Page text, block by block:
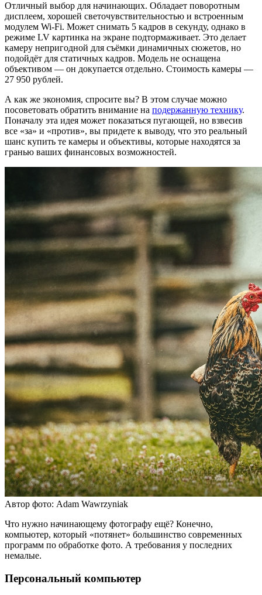
Отличный выбор для начинающих. Обладает поворотным
дисплеем, хорошей светочувствительностью и встроенным
модулем Wi-Fi. Может снимать 5 кадров в секунду, однако в
режиме LV картинка на экране подтормаживает. Это делает
камеру непригодной для съёмки динамичных сюжетов, но
подойдёт для статичных кадров. Модель не оснащена
объективом — он докупается отдельно. Стоимость камеры —
27 950 рублей.
А как же экономия, спросите вы? В этом случае можно
посоветовать обратить внимание на подержанную технику.
Поначалу эта идея может показаться пугающей, но взвесив
все «за» и «против», вы придете к выводу, что это реальный
шанс купить те камеры и объективы, которые находятся за
гранью ваших финансовых возможностей.
Автор фото: Adam Wawrzyniak
Что нужно начинающему фотографу ещё? Конечно,
компьютер, который «потянет» большинство современных
программ по обработке фото. А требования у последних
немалые.
Персональный компьютер